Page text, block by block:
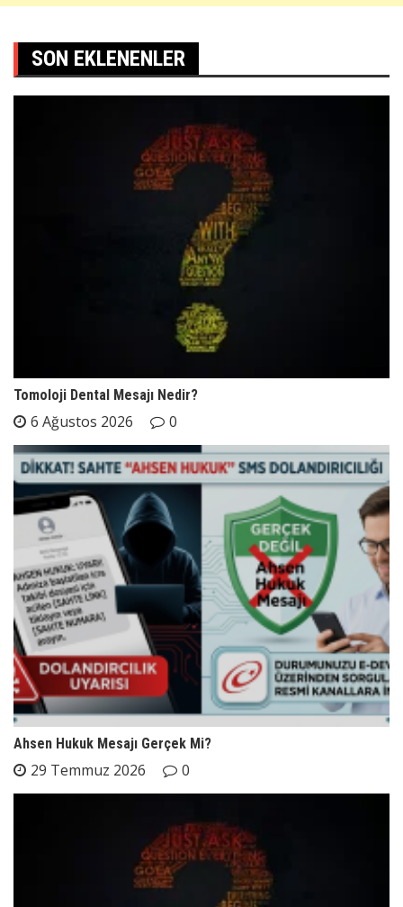
SON EKLENENLER
Tomoloji Dental Mesajı Nedir?
6 Ağustos 2026 0
Ahsen Hukuk Mesajı Gerçek Mi?
29 Temmuz 2026 0